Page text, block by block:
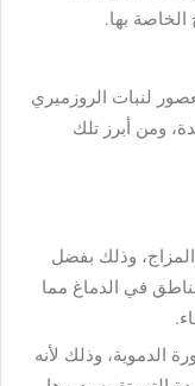
الخاصة بها.
لنبات الروزميري
ومن أبرز تلك
وذلك بفضل
في الدماغ مما
الدموية، وذلك لأنه